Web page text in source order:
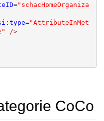
="schacHomeOrganiza
="AttributeInMet
/>
CoCo